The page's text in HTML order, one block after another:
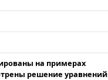
на примерах
решение уравнений